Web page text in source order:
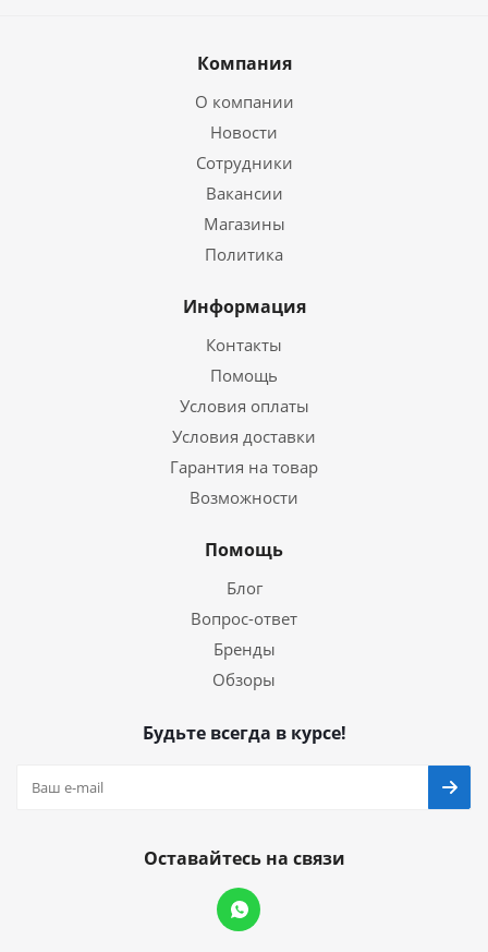
Компания
О компании
Новости
Сотрудники
Вакансии
Магазины
Политика
Информация
Контакты
Помощь
Условия оплаты
Условия доставки
Гарантия на товар
Возможности
Помощь
Блог
Вопрос-ответ
Бренды
Обзоры
Будьте всегда в курсе!
Оставайтесь на связи